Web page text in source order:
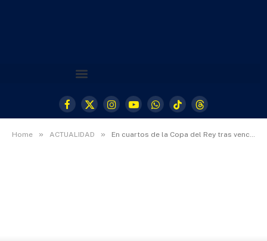
Facebook
X
(Twitter)
Instagram
YouTubeWhatsApp
TikTokThreads
Home » ACTUALIDAD » En cuartos de la Copa del Rey tras vencer en Ibarra (3-6)